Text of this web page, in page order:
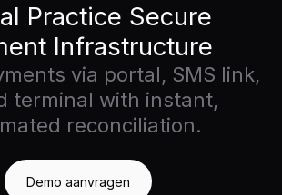
Practice Secure
Infrastructure
via portal, SMS link,
terminal with instant,
reconciliation.
Demo aanvragen